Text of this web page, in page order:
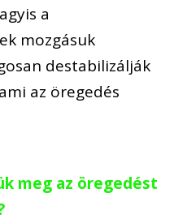
a
mozgásuk
destabilizálják
az öregedés
meg az öregedést